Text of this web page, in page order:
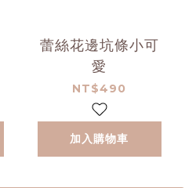
蕾絲花邊坑條小可
愛
NT$490
加入購物車